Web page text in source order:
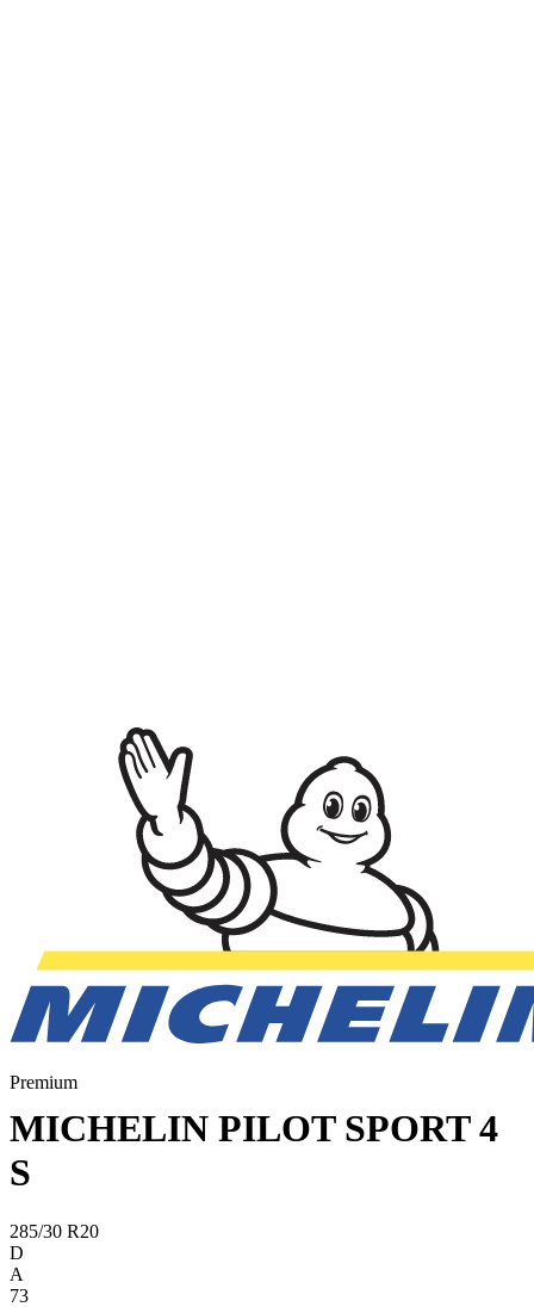
Premium
MICHELIN PILOT SPORT 4
S
285/30 R20
D
A
73